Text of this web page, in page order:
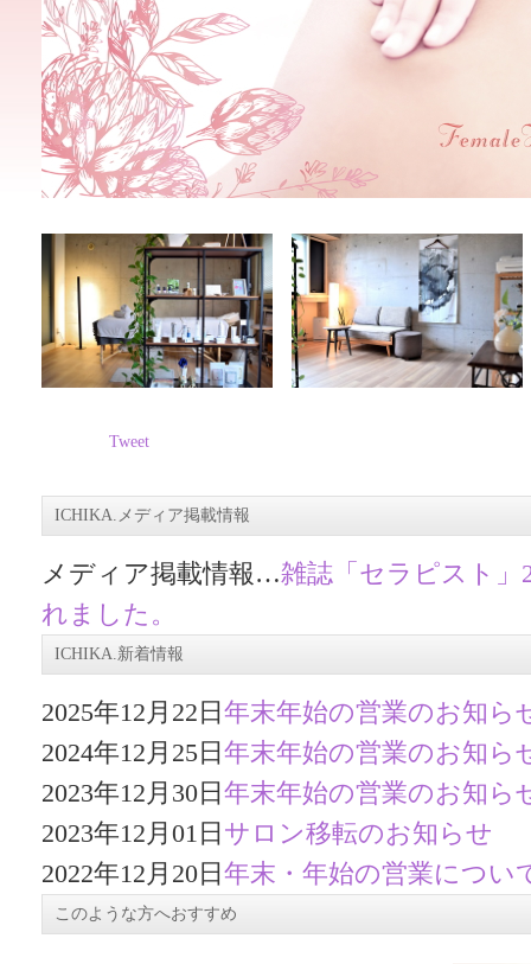
Tweet
ICHIKA.メディア掲載情報
メディア掲載情報…雑誌「セラピスト」
れました。
ICHIKA.新着情報
2025年12月22日 年末年始の営業のお知ら
2024年12月25日 年末年始の営業のお知ら
2023年12月30日 年末年始の営業のお知ら
2023年12月01日 サロン移転のお知らせ
2022年12月20日 年末・年始の営業につい
このような方へおすすめ